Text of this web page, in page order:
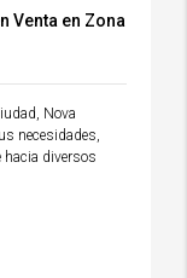
Venta en Zona
Nova
necesidades,
hacia diversos